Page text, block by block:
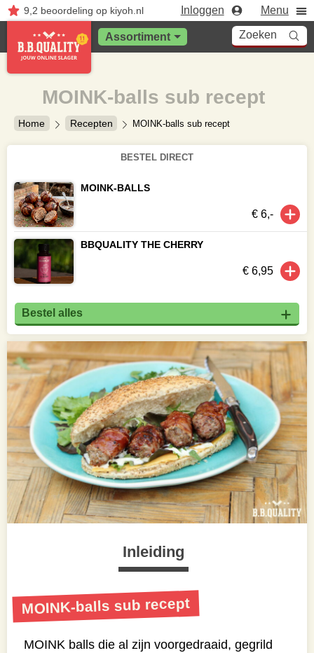
9,2 beoordelingop kiyoh.nl Inloggen Menu
Assortiment Zoeken
Home Recepten MOINK-balls sub recept
MOINK-balls sub recept
Inleiding
MOINK-balls sub recept
MOINK balls die al zijn voorgedraaid, gegrild
BESTEL DIRECT
MOINK-BALLS
€ 6,-
BBQUALITY THE CHERRY
€ 6,95
Bestel alles